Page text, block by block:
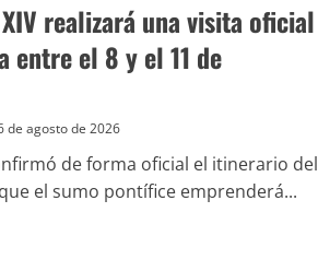
realizará una visita oficial
entre el 8 y el 11 de
de agosto de 2026
de forma oficial el itinerario del
el sumo pontífice emprenderá...